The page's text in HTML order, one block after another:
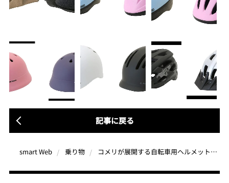
記事に戻る
smart Web 乗り物 コメリが展開する自転車用ヘルメットがお洒落と話題！「Natural Season」「CRUZARD」からSG認証サイクルヘルメットが登場